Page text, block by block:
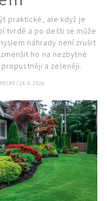
praktické, ale když je
tvrdě a po dešti se může
náhrady není zrušit
ho na nezbytné
a zeleněji.
/24. 6. 2026